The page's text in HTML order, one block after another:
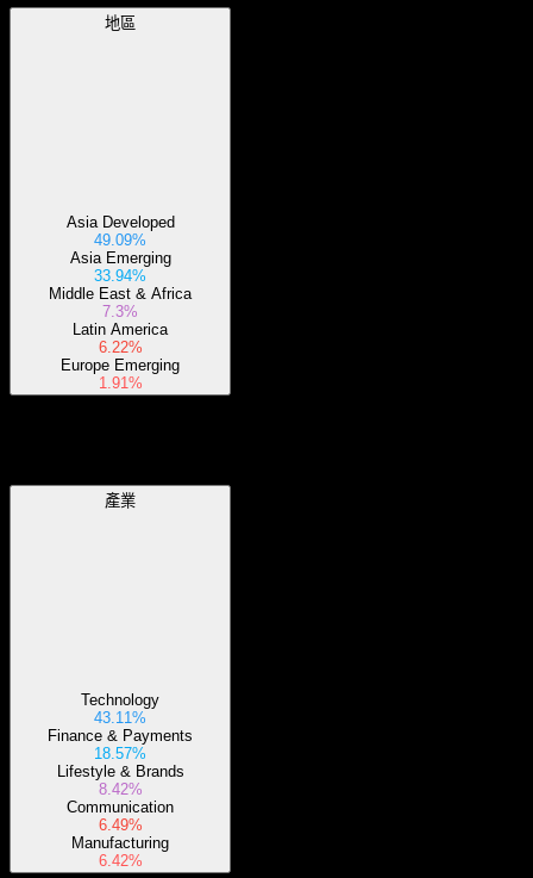
地區
Asia Developed
49.09%
Asia Emerging
33.94%
Middle East & Africa
7.3%
Latin America
6.22%
Europe Emerging
1.91%
產業
Technology
43.11%
Finance & Payments
18.57%
Lifestyle & Brands
8.42%
Communication
6.49%
Manufacturing
6.42%